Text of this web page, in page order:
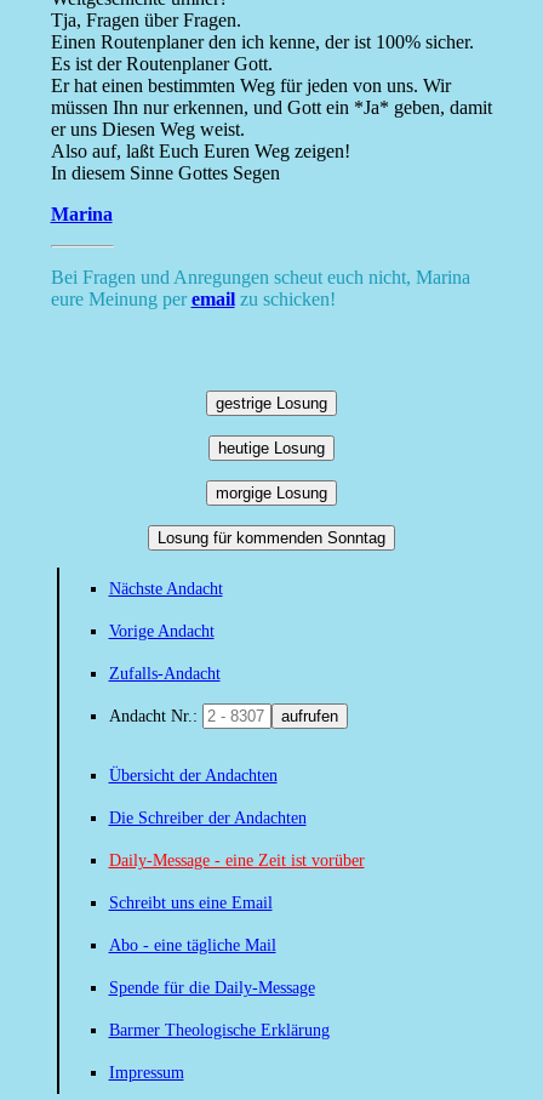
Tja, Fragen über Fragen.
Einen Routenplaner den ich kenne, der ist 100% sicher.
Es ist der Routenplaner Gott.
Er hat einen bestimmten Weg für jeden von uns. Wir
müssen Ihn nur erkennen, und Gott ein *Ja* geben, damit
er uns Diesen Weg weist.
Also auf, laßt Euch Euren Weg zeigen!
In diesem Sinne Gottes Segen
Marina
Bei Fragen und Anregungen scheut euch nicht, Marina
eure Meinung peremailzu schicken!
gestrige Losung
heutige Losung
morgige Losung
Losung für kommenden Sonntag
Nächste Andacht
Vorige Andacht
Zufalls-Andacht
Andacht Nr.: aufrufen
Übersicht der Andachten
Die Schreiber der Andachten
Daily-Message - eine Zeit ist vorüber
Schreibt uns eine Email
Abo - eine tägliche Mail
Spende für die Daily-Message
Barmer Theologische Erklärung
Impressum